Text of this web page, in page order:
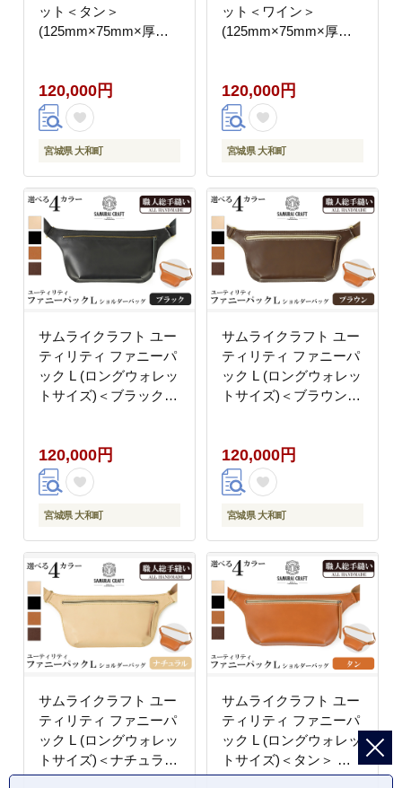
ット＜タン＞
(125mm×75mm×厚み
サイフ ギフト 日本製
手縫い ハンドメイド フ
ァッション 小物
Samurai Craft【株式会
tan
120,000円
宮城県 大和町
ット＜ワイン＞
(125mm×75mm×厚み
サイフ ギフト 日本製
手縫い ハンドメイド フ
ァッション 小物
Samurai Craft【株式会
wine
120,000円
宮城県 大和町
サムライクラフト ユー
ティリティ ファニーパ
ック L (ロングウォレッ
トサイズ)＜ブラック＞
グ レザー 本革 日本製
総手縫い ハンドメイド
ファッション メンズ
Samurai Craft【株式会
black
120,000円
宮城県 大和町
サムライクラフト ユー
ティリティ ファニーパ
ック L (ロングウォレッ
トサイズ)＜ブラウン＞
グ レザー 本革 日本製
総手縫い ハンドメイド
ファッション メンズ
Samurai Craft【株式会
brown
120,000円
宮城県 大和町
サムライクラフト ユー
ティリティ ファニーパ
ック L (ロングウォレッ
トサイズ)＜ナチュラル
＞ ショルダーバッグ ウ
サムライクラフト ユー
ティリティ ファニーパ
ック L (ロングウォレッ
トサイズ)＜タン＞ シ
ョルダーバッグ ウエス